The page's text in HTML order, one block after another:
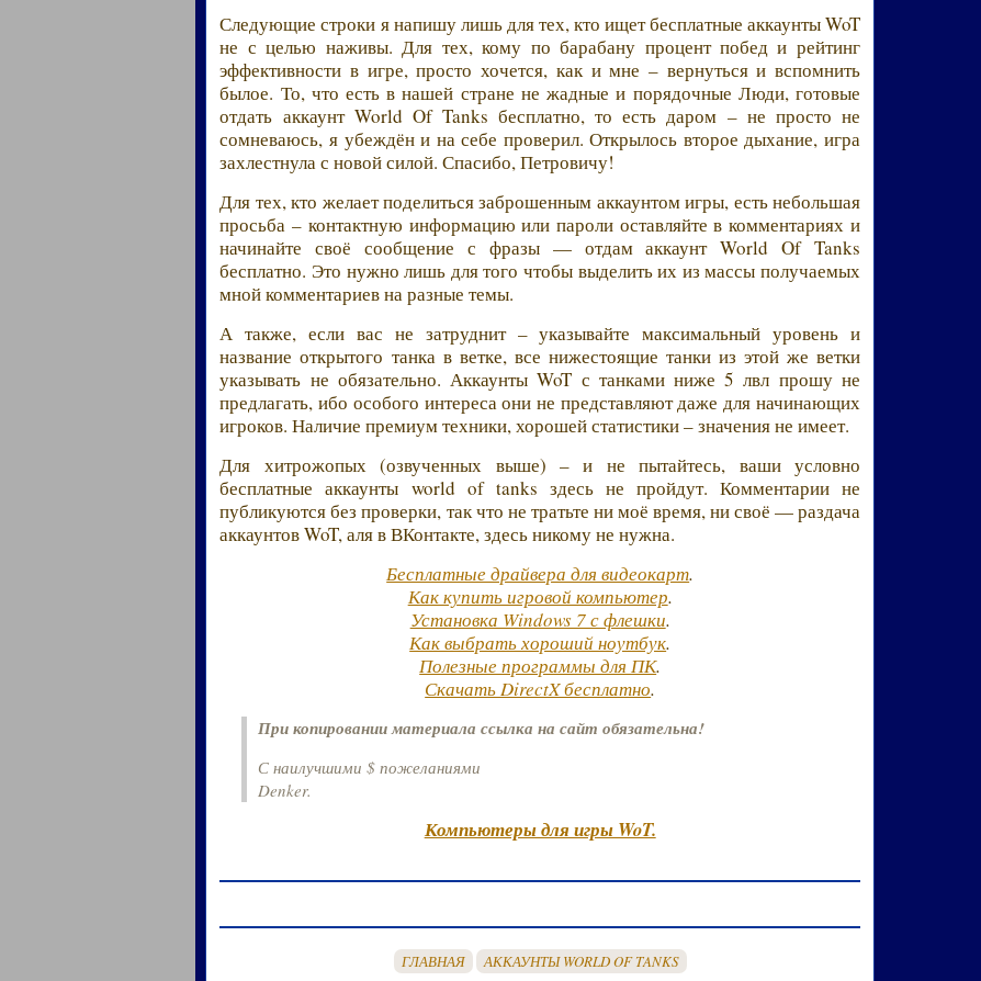
Следующие строки я напишу лишь для тех, кто ищет бесплатные аккаунты WoT
не с целью наживы. Для тех, кому по барабану процент побед и рейтинг
эффективности в игре, просто хочется, как и мне – вернуться и вспомнить
былое. То, что есть в нашей стране не жадные и порядочные Люди, готовые
отдать аккаунт World Of Tanks бесплатно, то есть даром – не просто не
сомневаюсь, я убеждён и на себе проверил. Открылось второе дыхание, игра
захлестнула с новой силой. Спасибо, Петровичу!
Для тех, кто желает поделиться заброшенным аккаунтом игры, есть небольшая
просьба – контактную информацию или пароли оставляйте в комментариях и
начинайте своё сообщение с фразы — отдам аккаунт World Of Tanks
бесплатно. Это нужно лишь для того чтобы выделить их из массы получаемых
мной комментариев на разные темы.
А также, если вас не затруднит – указывайте максимальный уровень и
название открытого танка в ветке, все нижестоящие танки из этой же ветки
указывать не обязательно. Аккаунты WoT с танками ниже 5 лвл прошу не
предлагать, ибо особого интереса они не представляют даже для начинающих
игроков. Наличие премиум техники, хорошей статистики – значения не имеет.
Для хитрожопых (озвученных выше) – и не пытайтесь, ваши условно
бесплатные аккаунты world of tanks здесь не пройдут. Комментарии не
публикуются без проверки, так что не тратьте ни моё время, ни своё — раздача
аккаунтов WoT, аля в ВКонтакте, здесь никому не нужна.
Бесплатные драйвера для видеокарт.
Как купить игровой компьютер.
Установка Windows 7 с флешки.
Как выбрать хороший ноутбук.
Полезные программы для ПК.
Скачать DirectX бесплатно.
При копировании материала ссылка на сайт обязательна!
С наилучшими $ пожеланиями
Denker.
Компьютеры для игры WoT.
ГЛАВНАЯ АККАУНТЫ WORLD OF TANKS